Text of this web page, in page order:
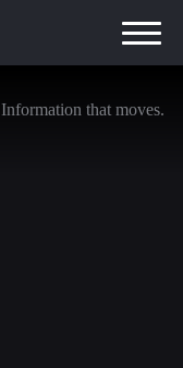
Information that moves.